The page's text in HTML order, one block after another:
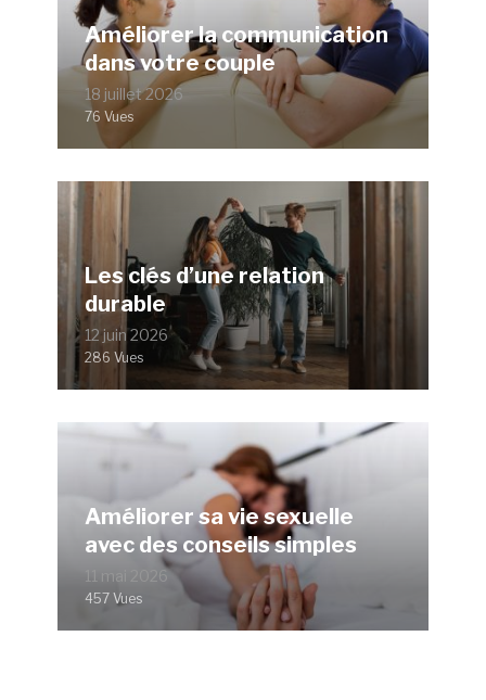
Améliorer la communication
dans votre couple
18 juillet 2026
76 Vues
Les clés d’une relation
durable
12 juin 2026
286 Vues
Améliorer sa vie sexuelle
avec des conseils simples
11 mai 2026
457 Vues